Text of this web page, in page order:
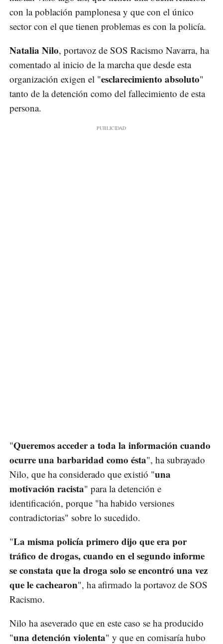
con la población pamplonesa y que con el único
sector con el que tienen problemas es con la policía.
Natalia Nilo, portavoz de SOS Racismo Navarra, ha
comentado al inicio de la marcha que desde esta
organización exigen el "esclarecimiento absoluto"
tanto de la detención como del fallecimiento de esta
persona.
"Queremos acceder a toda la información cuando
ocurre una barbaridad como ésta", ha subrayado
Nilo, que ha considerado que existió "una
motivación racista" para la detención e
identificación, porque "ha habido versiones
contradictorias" sobre lo sucedido.
"La misma policía primero dijo que era por
tráfico de drogas, cuando en el segundo informe
se constata que la droga solo se encontró una vez
que le cachearon", ha afirmado la portavoz de SOS
Racismo.
Nilo ha aseverado que en este caso se ha producido
"una detención violenta" y que en comisaría hubo